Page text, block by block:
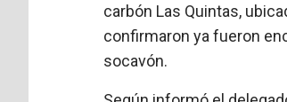
carbón Las Quintas,
confirmaron ya fueron
socavón.